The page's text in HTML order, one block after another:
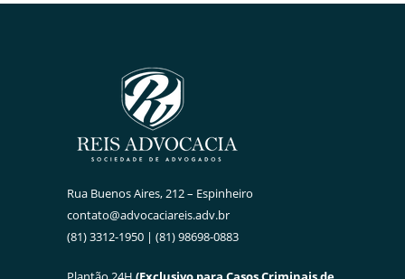
Rua Buenos Aires, 212 – Espinheiro
contato@advocaciareis.adv.br
(81) 3312-1950 | (81) 98698-0883